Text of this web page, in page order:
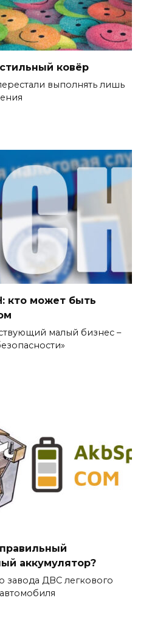
ковёр
выполнять лишь
кто может быть
малый бизнес –
аккумулятор?
завода ДВС легкового